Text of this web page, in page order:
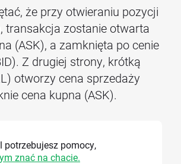
że przy otwieraniu pozycji
transakcja zostanie otwarta
(ASK), a zamknięta po cenie
Z drugiej strony, krótką
otworzy cena sprzedaży
cena kupna (ASK).
potrzebujesz pomocy,
znać na chacie.